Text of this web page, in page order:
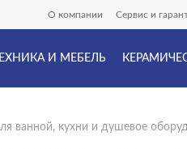
О компании Сервис и
И МЕБЕЛЬ
ванной, кухни и душевое